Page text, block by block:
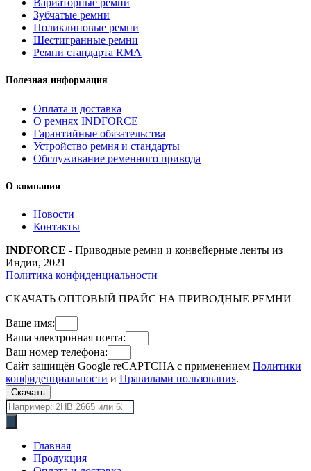
Зубчатые ремни
Поликлиновые ремни
Шестигранные ремни
Ремни стандарта RMA
Полезная информация
Оплата и доставка
О ремнях INDFORCE
Гарантийные обязательства
Устройство ремня и стандарты
Обслуживание ременного привода
О компании
Новости
Контакты
INDFORCE - Приводные ремни и конвейерные ленты из
Индии, 2021
Политика конфиденциальности
СКАЧАТЬ ОПТОВЫЙ ПРАЙС НА ПРИВОДНЫЕ РЕМНИ
Ваше имя:
Ваша электронная почта:
Ваш номер телефона:
Сайт защищён Google reCAPTCHA с применением Политики
конфиденциальности и Правилами пользования.
Скачать
Поиск
товаров
Главная
Продукция